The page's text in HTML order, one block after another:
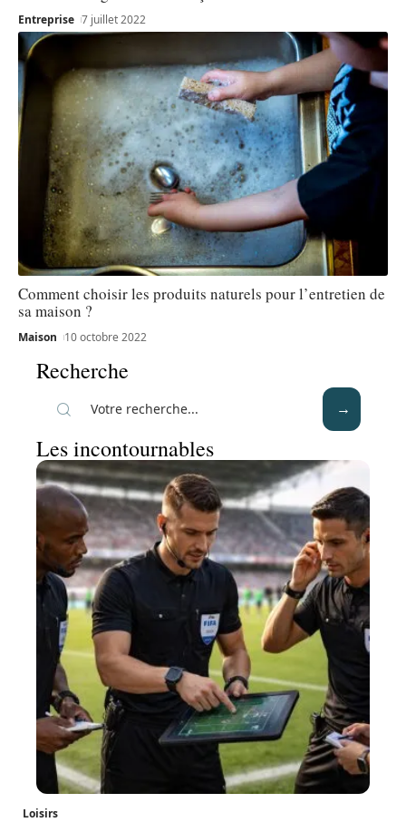
Entreprise 7 juillet 2022
Comment choisir les produits naturels pour l’entretien de
sa maison ?
Maison 10 octobre 2022
Recherche
Les incontournables
Loisirs